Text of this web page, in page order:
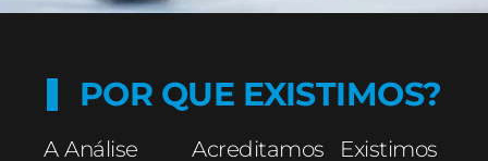
POR QUE EXISTIMOS?
A Análise
Acreditamos
Existimos